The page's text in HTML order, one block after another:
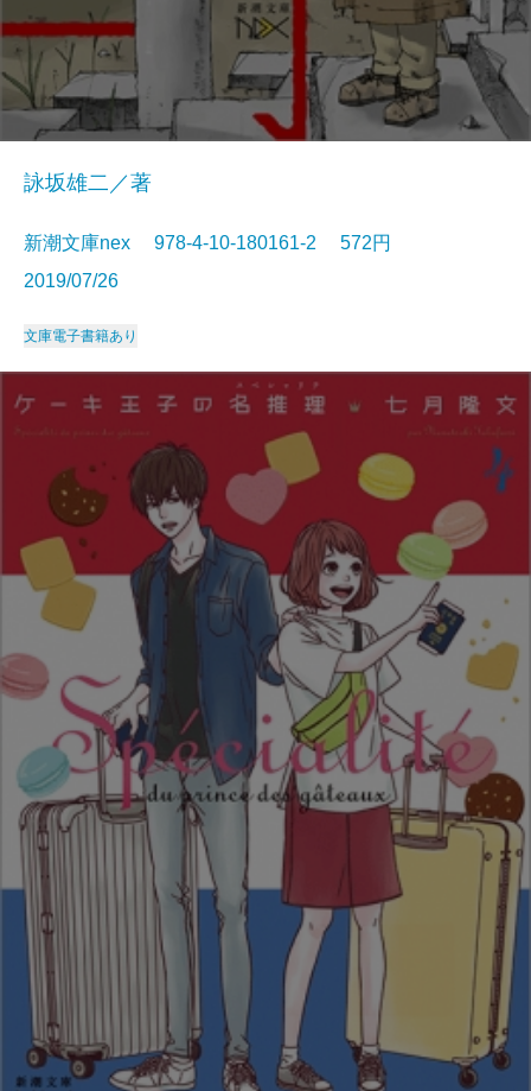
詠坂雄二／著
新潮文庫nex 978-4-10-180161-2 572円
2019/07/26
文庫電子書籍あり